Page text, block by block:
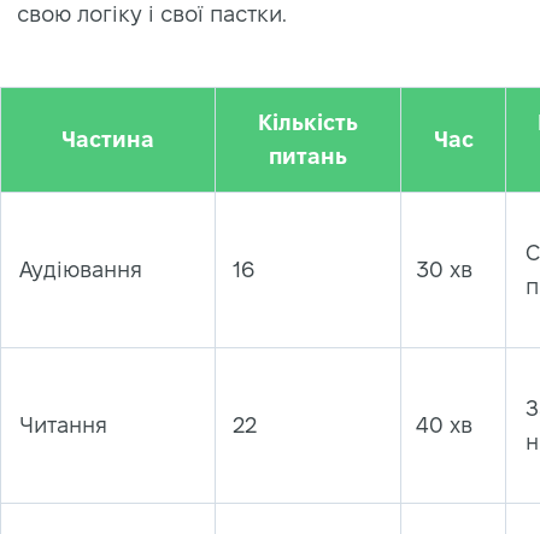
свою логіку і свої пастки.
Частина
Кількість
питань
Час
Аудіювання 16 30 хв
Читання 22 40 хв